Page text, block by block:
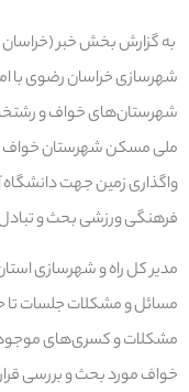
به گزارش بخش خبر
شهرسازی خراسان رضوی با
شهرستان‌های خواف و
ملی مسکن شهرستان خواف
واگذاری زمین جهت دانشگاه
فرهنگی ورزشی بحث و
مدیر کل راه و شهرسازی
مسائل و مشکلات جلسات تا
مشکلات و کسری‌های
خواف مورد بحث و بررسی